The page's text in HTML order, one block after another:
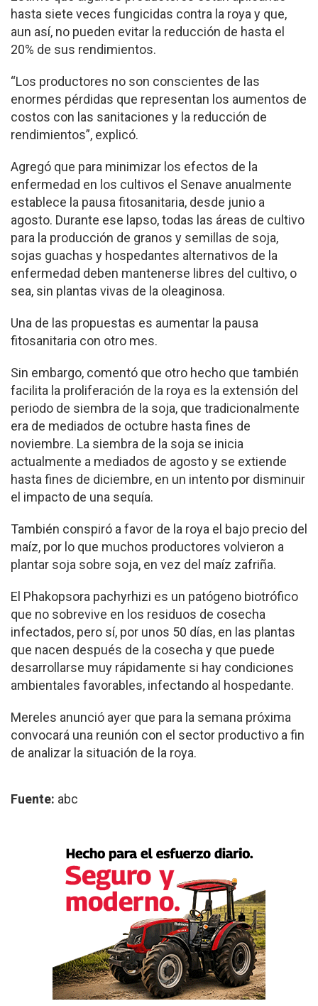
hasta siete veces fungicidas contra la roya y que,
aun así, no pueden evitar la reducción de hasta el
20% de sus rendimientos.
“Los productores no son conscientes de las
enormes pérdidas que representan los aumentos de
costos con las sanitaciones y la reducción de
rendimientos”, explicó.
Agregó que para minimizar los efectos de la
enfermedad en los cultivos el Senave anualmente
establece la pausa fitosanitaria, desde junio a
agosto. Durante ese lapso, todas las áreas de cultivo
para la producción de granos y semillas de soja,
sojas guachas y hospedantes alternativos de la
enfermedad deben mantenerse libres del cultivo, o
sea, sin plantas vivas de la oleaginosa.
Una de las propuestas es aumentar la pausa
fitosanitaria con otro mes.
Sin embargo, comentó que otro hecho que también
facilita la proliferación de la roya es la extensión del
periodo de siembra de la soja, que tradicionalmente
era de mediados de octubre hasta fines de
noviembre. La siembra de la soja se inicia
actualmente a mediados de agosto y se extiende
hasta fines de diciembre, en un intento por disminuir
el impacto de una sequía.
También conspiró a favor de la roya el bajo precio del
maíz, por lo que muchos productores volvieron a
plantar soja sobre soja, en vez del maíz zafriña.
El Phakopsora pachyrhizi es un patógeno biotrófico
que no sobrevive en los residuos de cosecha
infectados, pero sí, por unos 50 días, en las plantas
que nacen después de la cosecha y que puede
desarrollarse muy rápidamente si hay condiciones
ambientales favorables, infectando al hospedante.
Mereles anunció ayer que para la semana próxima
convocará una reunión con el sector productivo a fin
de analizar la situación de la roya.
Fuente: abc